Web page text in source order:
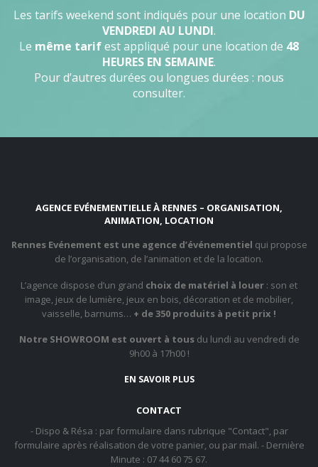
Les tarifs weekend sont indiqués pour une location DU
VENDREDI AU LUNDI.
Le même tarifest appliqué pour une location de 48
HEURES EN SEMAINE.
Pour d’autres durées ou longues durées : nous
consulter.
AGENCE EVÉNEMENTIELLE À RENNES – ORGANISATION,
ANIMATION, LOCATION
Rennes Evénement est une agence d’événementiel qui propose
de l’organisation, de l’animation et de la location.
L’agence dispose d’un grand choix de matériel à louer : son et
image, jeux de lumière, jeux en bois, décoration et de mobilier,
vaisselle, barnums… + de 350 produits à petit prix !
Notre SHOWROOM est ouvert à tousdu lundi au vendredi de
9h00 à 17h00 !
EN SAVOIR PLUS
CONTACT
- Dispo & Résa : par formulaire dans rubrique "Contact", par
formulaire après réalisation de votre panier, ou par mail. - Dernière
Minute : 07 44 60 75 67.